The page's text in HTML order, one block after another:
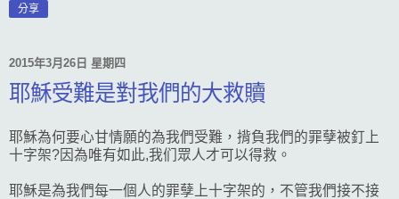
分享
2015年3月26日 星期四
耶穌受難是對我們的大救贖
耶穌為何要心甘情願的為我們受難，揹負我們的罪孽被釘上
十字架?因為唯有如此,我们眾人才可以得救。
耶穌是為我們每一個人的罪孽上十字架的，不管我們接不接